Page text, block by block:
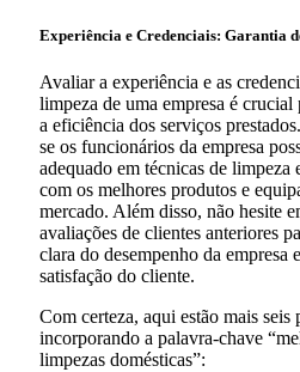
Experiência e Credenciais: Garantia
Avaliar a experiência e as
limpeza de uma empresa é
a eficiência dos serviços
se os funcionários da empresa
adequado em técnicas de limpeza
com os melhores produtos e
mercado. Além disso, não hesite
avaliações de clientes anteriores
clara do desempenho da empresa
satisfação do cliente.
Com certeza, aqui estão mais seis
incorporando a palavra-chave
limpezas domésticas”: